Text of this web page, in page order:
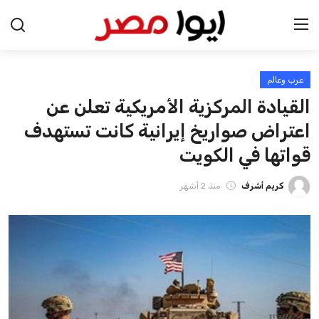
الرئيسية
اخبار مصر
عرب وعالم
اقتصاد
اخبار الرياضة
فن وثقافة
عرب وعالم
القيادة المركزية الأمريكية تعلن عن
اعتراض صواريخ إيرانية كانت تستهدف
قواتها في الكويت
كريم أشرف منذ 2 أشهر